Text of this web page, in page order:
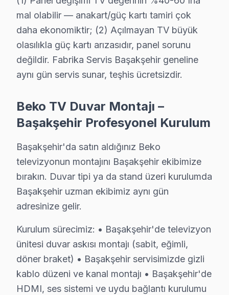
· Bağcılar Beko
· Bahçelievler Beko
· Bakırköy Beko
· Bayrampaşa Beko
Başakşehir Diğer Marka Servisleri
· Başakşehir Hi-Level
· Başakşehir iFFALCON
· Başakşehir Samsung
· Başakşehir LG
Başakşehir Beko Servis: En Çok Sorulan
mal olabilir — anakart/güç kartı tamiri çok
daha ekonomiktir; (2) Açılmayan TV büyük
olasılıkla güç kartı arızasıdır, panel sorunu
değildir. Fabrika Servis Başakşehir geneline
aynı gün servis sunar, teşhis ücretsizdir.
Beko TV Duvar Montajı –
Başakşehir Profesyonel Kurulum
Başakşehir'da satın aldığınız Beko
televizyonun montajını Başakşehir ekibimize
bırakın. Duvar tipi ya da stand üzeri kurulumda
Başakşehir uzman ekibimiz aynı gün
adresinize gelir.
Kurulum sürecimiz: • Başakşehir'de televizyon
ünitesi duvar askısı montajı (sabit, eğimli,
döner braket) • Başakşehir servisimizde gizli
kablo düzeni ve kanal montajı • Başakşehir'de
HDMI, ses sistemi ve uydu bağlantı kurulumu